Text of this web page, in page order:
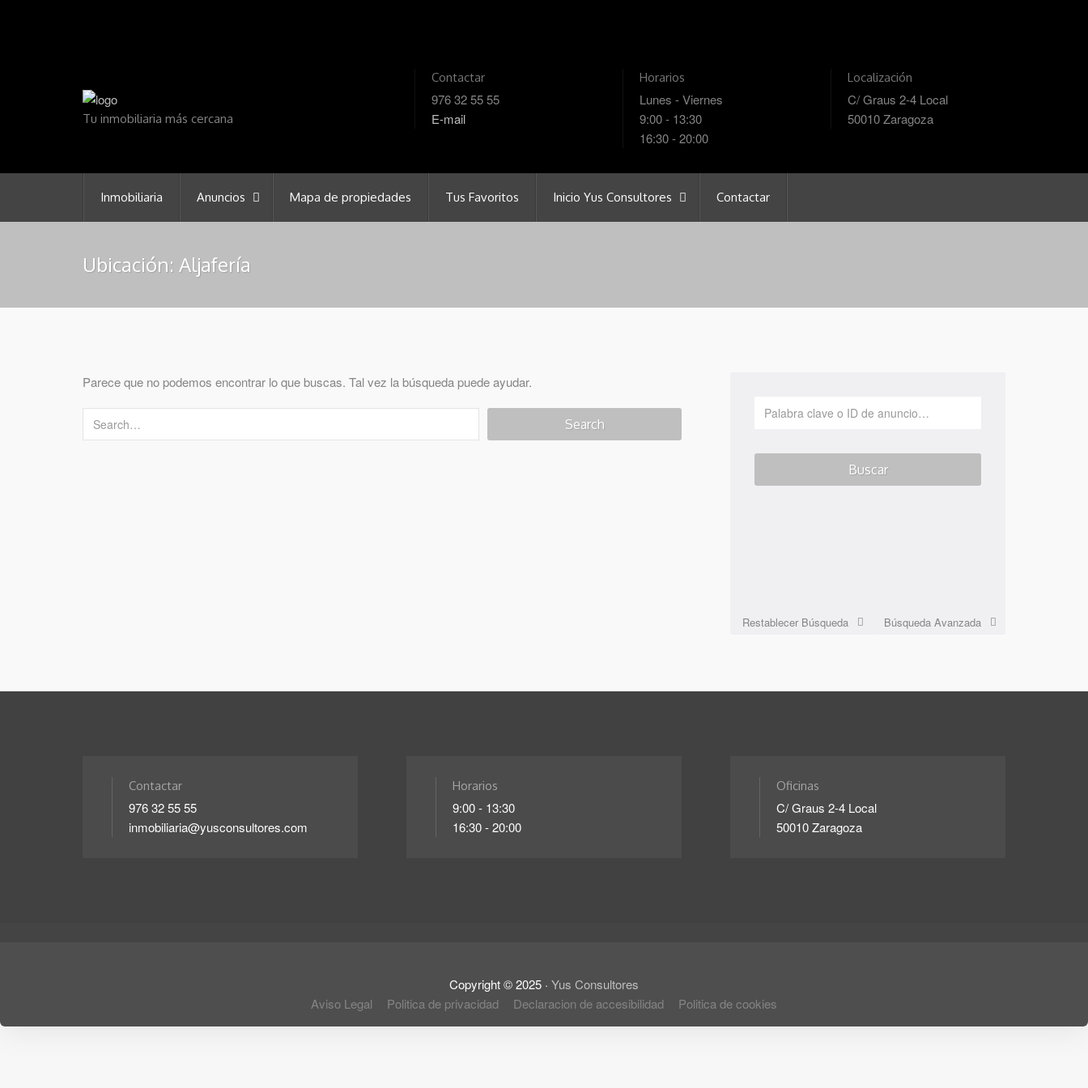
Tu inmobiliaria más cercana
Contactar
976 32 55 55
E-mail
Horarios
Lunes - Viernes
9:00 - 13:30
16:30 - 20:00
Localización
C/ Graus 2-4 Local
50010 Zaragoza
Inmobiliaria Anuncios Mapa de propiedades Tus Favoritos Inicio Yus Consultores Contactar
Ubicación: Aljafería
Parece que no podemos encontrar lo que buscas. Tal vez la búsqueda puede ayudar.
Búsqueda Avanzada
Restablecer Búsqueda
Contactar
976 32 55 55
inmobiliaria@yusconsultores.com
Horarios
9:00 - 13:30
16:30 - 20:00
Oficinas
C/ Graus 2-4 Local
50010 Zaragoza
Copyright ©2025 · Yus Consultores
Aviso Legal
Politica de privacidad Declaracion de accesibilidad Politica de cookies